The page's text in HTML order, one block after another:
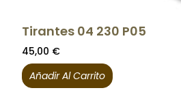
Tirantes 04 230 P05
45,00 €
Añadir Al Carrito